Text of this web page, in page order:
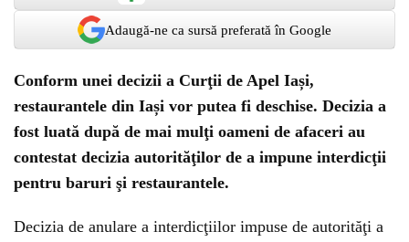
Adaugă-ne ca sursă preferată în Google
Conform unei decizii a Curţii de Apel Iași,
restaurantele din Iași vor putea fi deschise. Decizia a
fost luată după de mai mulţi oameni de afaceri au
contestat decizia autorităţilor de a impune interdicţii
pentru baruri şi restaurantele.
Decizia de anulare a interdicţiilor impuse de autorităţi a